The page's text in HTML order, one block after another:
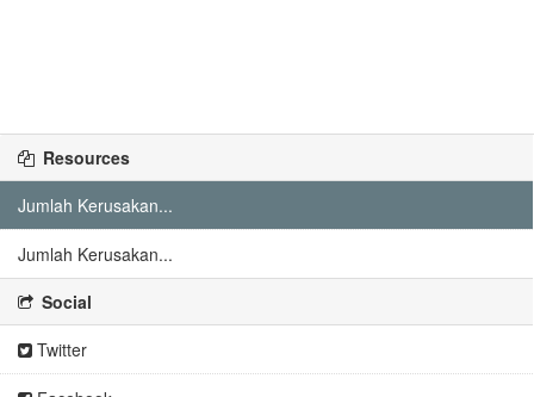
Resources
Jumlah Kerusakan...
Jumlah Kerusakan...
Social
Twitter